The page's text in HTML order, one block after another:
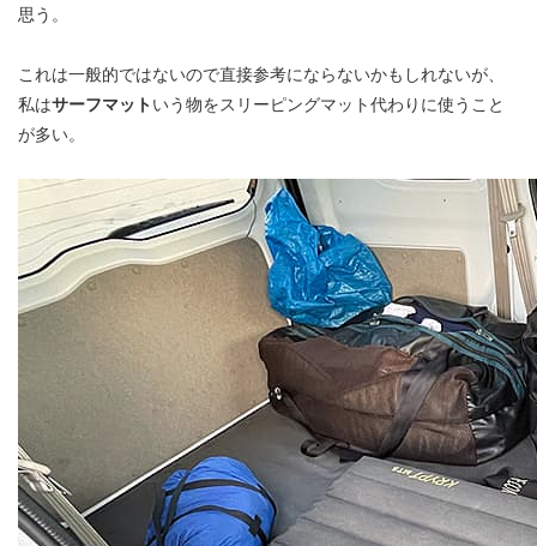
思う。
これは一般的ではないので直接参考にならないかもしれないが、
私はサーフマットいう物をスリーピングマット代わりに使うこと
が多い。